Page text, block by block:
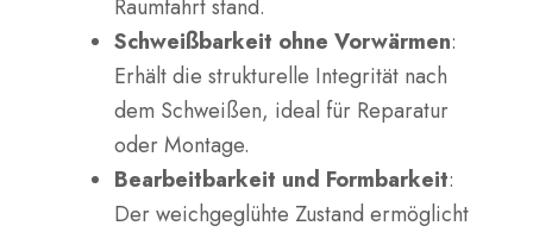
Raumfahrt stand.
Schweißbarkeit ohne Vorwärmen:
Erhält die strukturelle Integrität nach
dem Schweißen, ideal für Reparatur
oder Montage.
Bearbeitbarkeit und Formbarkeit:
Der weichgeglühte Zustand ermöglicht